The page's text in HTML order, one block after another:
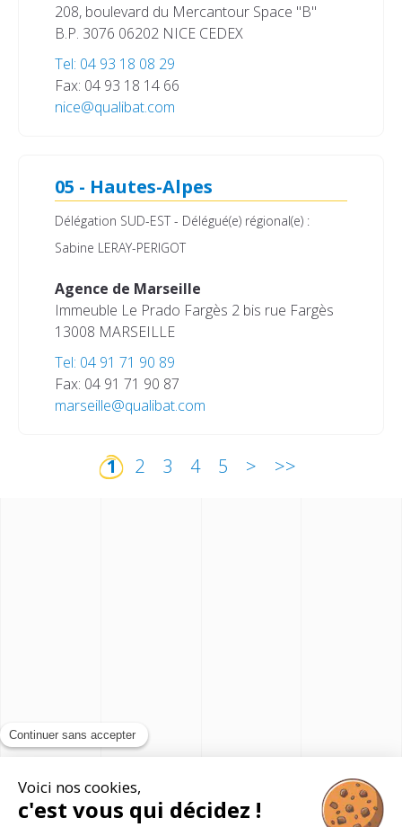
208, boulevard du Mercantour Space "B"
B.P. 3076 06202 NICE CEDEX
Tel: 04 93 18 08 29
Fax: 04 93 18 14 66
nice@qualibat.com
05 - Hautes-Alpes
Délégation SUD-EST - Délégué(e) régional(e) :
Sabine LERAY-PERIGOT
Agence de Marseille
Immeuble Le Prado Fargès 2 bis rue Fargès
13008 MARSEILLE
Tel: 04 91 71 90 89
Fax: 04 91 71 90 87
marseille@qualibat.com
1(current)
2 3 4 5 > >>